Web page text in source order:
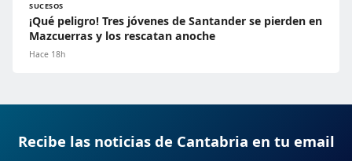
SUCESOS
¡Qué peligro! Tres jóvenes de Santander se pierden en
Mazcuerras y los rescatan anoche
Hace 18h
Recibe las noticias de Cantabria en tu email